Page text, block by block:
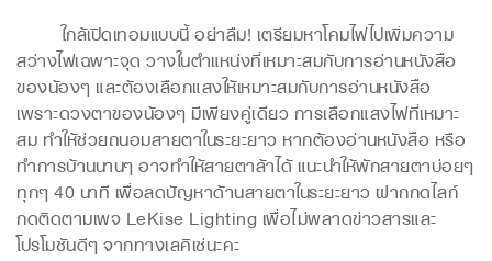
ใกล้เปิดเทอมแบบนี้ อย่าลืม! เตรียมหาโคมไฟไปเพิ่มความ
สว่างไฟเฉพาะจุด วางในตำแหน่งที่เหมาะสมกับการอ่านหนังสือ
ของน้องๆ และต้องเลือกแสงให้เหมาะสมกับการอ่านหนังสือ
เพราะดวงตาของน้องๆ มีเพียงคู่เดียว การเลือกแสงไฟที่เหมาะ
สม ทำให้ช่วยถนอมสายตาในระยะยาว หากต้องอ่านหนังสือ หรือ
ทำการบ้านนานๆ อาจทำให้สายตาล้าได้ แนะนำให้พักสายตาบ่อยๆ
ทุกๆ 40 นาที เพื่อลดปัญหาด้านสายตาในระยะยาว ฝากกดไลก์
กดติดตามเพจ LeKise Lighting เพื่อไม่พลาดข่าวสารและ
โปรโมชันดีๆ จากทางเลคิเซ่นะคะ